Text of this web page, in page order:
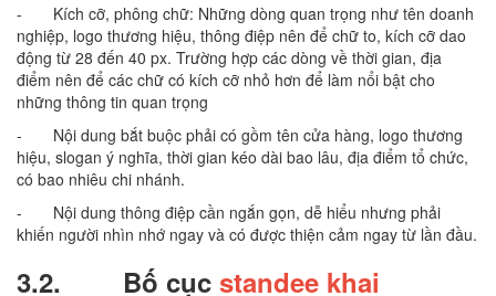
- Kích cỡ, phông chữ: Những dòng quan trọng như tên doanh
nghiệp, logo thương hiệu, thông điệp nên để chữ to, kích cỡ dao
động từ 28 đến 40 px. Trường hợp các dòng về thời gian, địa
điểm nên để các chữ có kích cỡ nhỏ hơn để làm nổi bật cho
những thông tin quan trọng
- Nội dung bắt buộc phải có gồm tên cửa hàng, logo thương
hiệu, slogan ý nghĩa, thời gian kéo dài bao lâu, địa điểm tổ chức,
có bao nhiêu chi nhánh.
- Nội dung thông điệp cần ngắn gọn, dễ hiểu nhưng phải
khiến người nhìn nhớ ngay và có được thiện cảm ngay từ lần đầu.
3.2. Bố cục standee khai